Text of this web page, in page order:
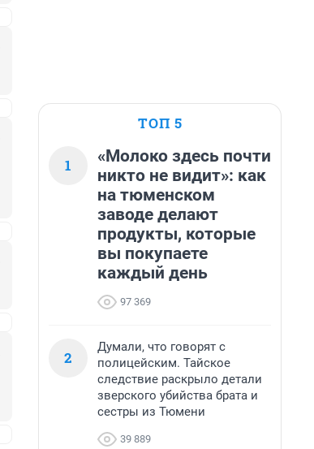
ТОП 5
1
«Молоко здесь почти
никто не видит»: как
на тюменском
заводе делают
продукты, которые
вы покупаете
каждый день
97 369
2
Думали, что говорят с
полицейским. Тайское
следствие раскрыло детали
зверского убийства брата и
сестры из Тюмени
39 889